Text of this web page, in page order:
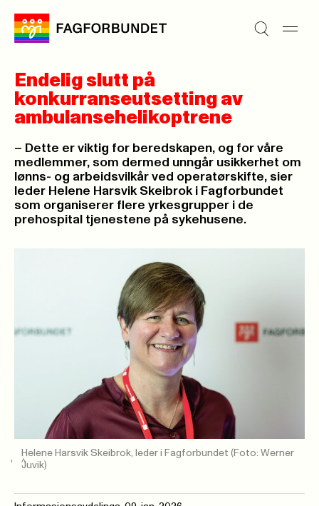
Endelig slutt på
konkurranseutsetting av
ambulansehelikoptrene
– Dette er viktig for beredskapen, og for våre
medlemmer, som dermed unngår usikkerhet om
lønns- og arbeidsvilkår ved operatørskifte, sier
leder Helene Harsvik Skeibrok i Fagforbundet
som organiserer flere yrkesgrupper i de
prehospital tjenestene på sykehusene.
Helene Harsvik Skeibrok, leder i Fagforbundet(Foto: Werner
Juvik)